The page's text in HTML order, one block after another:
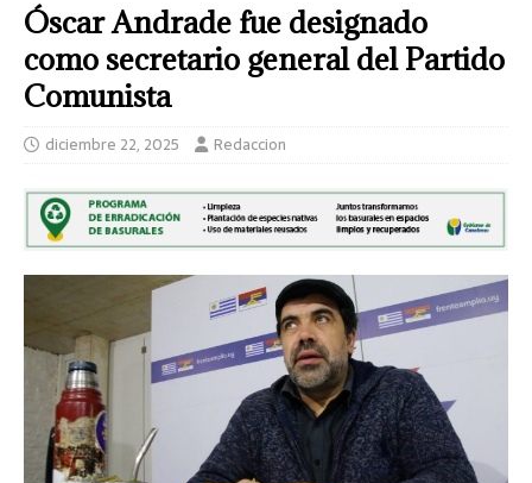
Óscar Andrade fue designado
como secretario general del Partido
Comunista
diciembre 22, 2025 Redaccion